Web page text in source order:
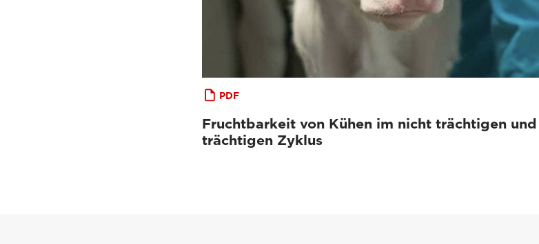
PDF
Fruchtbarkeit von Kühen im nicht trächtigen und
trächtigen Zyklus